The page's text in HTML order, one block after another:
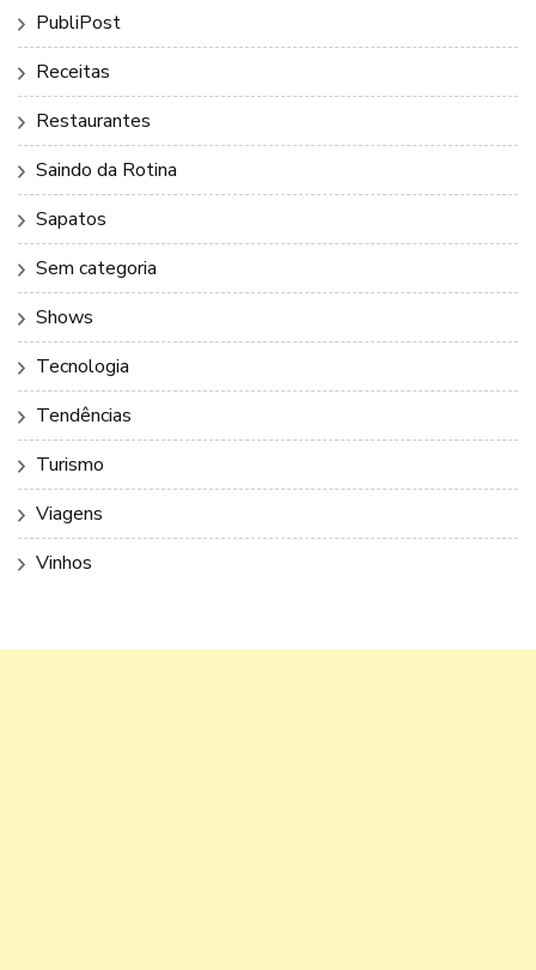
PubliPost
Receitas
Restaurantes
Saindo da Rotina
Sapatos
Sem categoria
Shows
Tecnologia
Tendências
Turismo
Viagens
Vinhos